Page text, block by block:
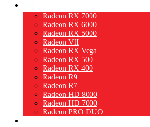
Radeon RX 7000
Radeon RX 6000
Radeon RX 5000
Radeon VII
Radeon RX Vega
Radeon RX 500
Radeon RX 400
Radeon R9
Radeon R7
Radeon HD 8000
Radeon HD 7000
Radeon PRO DUO